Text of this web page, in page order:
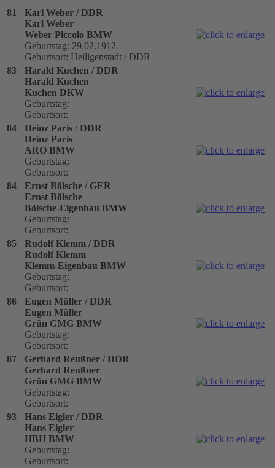
81
Karl Weber / DDR
Karl Weber
Weber Piccolo BMW
Geburtstag: 29.02.1912
Geburtsort: Heiligenstadt / DDR
83
Harald Kuchen / DDR
Harald Kuchen
Kuchen DKW
Geburtstag:
Geburtsort:
84
Heinz Paris / DDR
Heinz Paris
ARO BMW
Geburtstag:
Geburtsort:
84
Ernst Bölsche / GER
Ernst Bölsche
Bölsche-Eigenbau BMW
Geburtstag:
Geburtsort:
85
Rudolf Klemm / DDR
Rudolf Klemm
Klemm-Eigenbau BMW
Geburtstag:
Geburtsort:
86
Eugen Müller / DDR
Eugen Müller
Grün GMG BMW
Geburtstag:
Geburtsort:
87
Gerhard Reußner / DDR
Gerhard Reußner
Grün GMG BMW
Geburtstag:
Geburtsort:
93
Hans Eigler / DDR
Hans Eigler
HBH BMW
Geburtstag:
Geburtsort: